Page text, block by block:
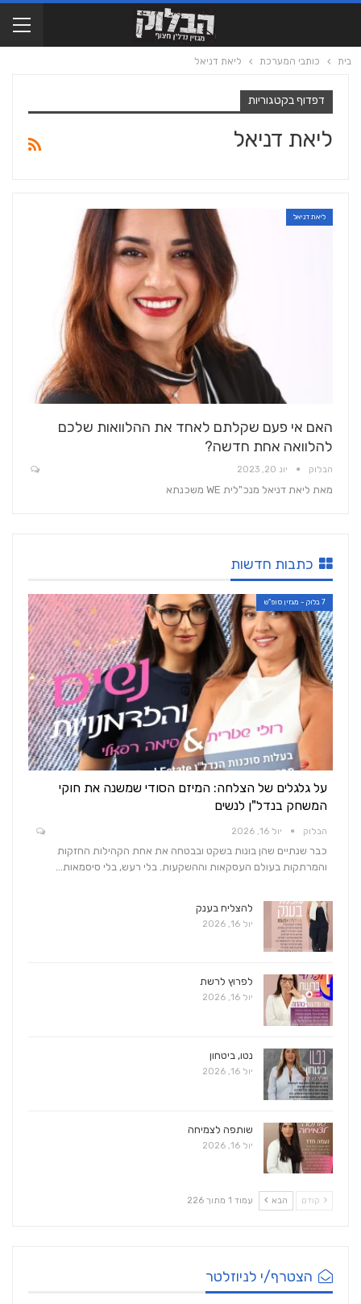
בית כותבי המערכת ליאת דניאל
דפדוף בקטגוריות
ליאת דניאל
ליאת דניאל
האם אי פעם שקלתם לאחד את ההלוואות שלכם
להלוואה אחת חדשה?
הבלוק יונ 20, 2023
מאת ליאת דניאל מנכ"לית WE משכנתא
כתבות חדשות
7 בלוק - מגזין סופ"ש
על גלגלים של הצלחה: המיזם הסודי שמשנה את חוקי
המשחק בנדל"ן לנשים
הבלוק יול 16, 2026
כבר שנתיים שהן בונות בשקט ובבטחה את אחת הקהילות החזקות
והמרתקות בעולם העסקאות וההשקעות. בלי רעש, בלי סיסמאות…
להצליח בענק
יול 16, 2026
לפרוץ לרשת
יול 16, 2026
נטו, ביטחון
יול 16, 2026
שותפה לצמיחה
יול 16, 2026
קודם הבא עמוד 1 מתוך 226
הצטרף/י לניוזלטר